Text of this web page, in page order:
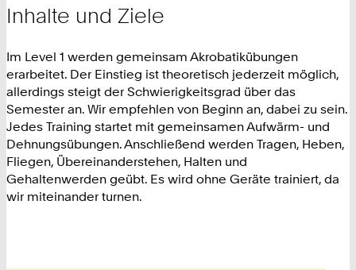
Inhalte und Ziele
Im Level 1 werden gemeinsam Akrobatikübungen
erarbeitet. Der Einstieg ist theoretisch jederzeit möglich,
allerdings steigt der Schwierigkeitsgrad über das
Semester an. Wir empfehlen von Beginn an, dabei zu sein.
Jedes Training startet mit gemeinsamen Aufwärm- und
Dehnungsübungen. Anschließend werden Tragen, Heben,
Fliegen, Übereinanderstehen, Halten und
Gehaltenwerden geübt. Es wird ohne Geräte trainiert, da
wir miteinander turnen.